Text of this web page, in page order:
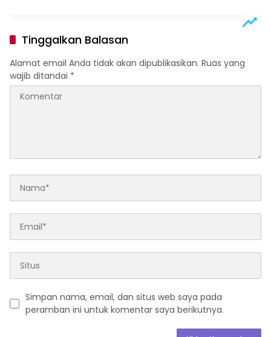
Tinggalkan Balasan
Alamat email Anda tidak akan dipublikasikan. Ruas yang
wajib ditandai *
Simpan nama, email, dan situs web saya pada
peramban ini untuk komentar saya berikutnya.